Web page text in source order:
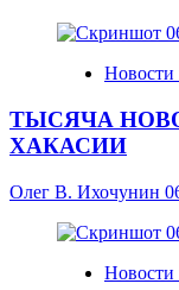
Новости
ТЫСЯЧА
ХАКАСИИ
Олег В. Ихочунин
Новости